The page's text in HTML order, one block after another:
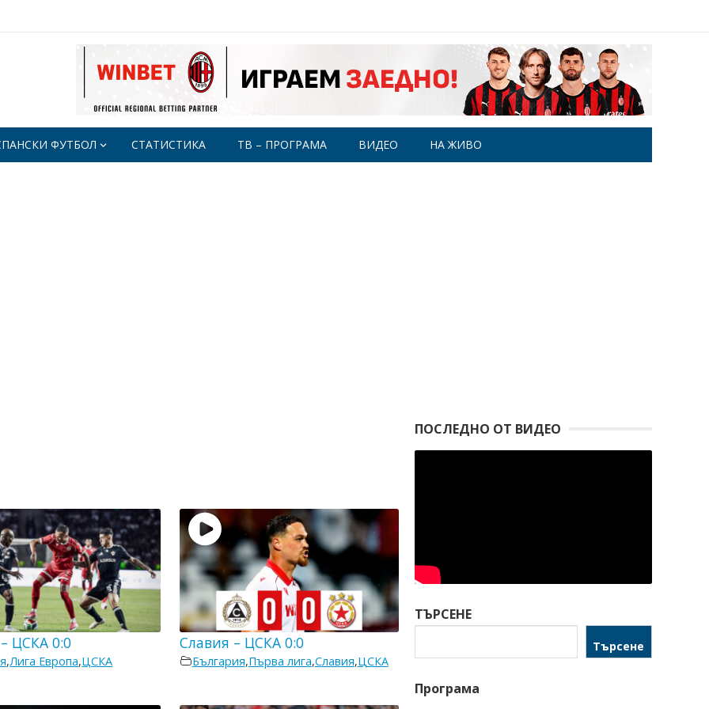
ФУТБОЛ СТАТИСТИКА ТВ – ПРОГРАМА ВИДЕО НА ЖИВО
ЦСКА 0:0
,Лига Европа,ЦСКА
Славия – ЦСКА 0:0
България,Първа лига,Славия,ЦСКА
ПОСЛЕДНО ОТ ВИДЕО
ТЪРСЕНЕ
Търсене
Програма